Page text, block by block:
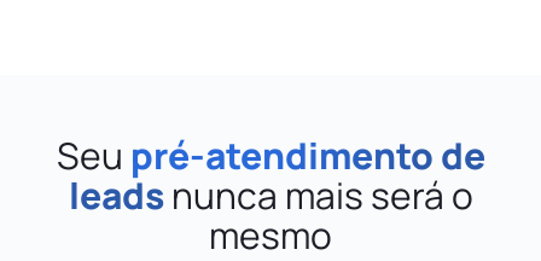
Seu pré-atendimento de
leadsnunca mais será o
mesmo